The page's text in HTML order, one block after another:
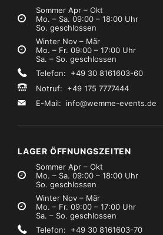
Sommer Apr – Okt
Mo. – Sa. 09:00 – 18:00 Uhr
So. geschlossen
Winter Nov – Mär
Mo. – Fr. 09:00 – 17:00 Uhr
Sa. – So. geschlossen
Telefon: +49 30 8161603-60
Notruf: +49 175 7777444
E-Mail: info@wemme-events.de
LAGER ÖFFNUNGSZEITEN
Sommer Apr – Okt
Mo. – Sa. 09:00 – 18:00 Uhr
So. geschlossen
Winter Nov – Mär
Mo. – Fr. 09:00 – 17:00 Uhr
Sa. – So. geschlossen
Telefon: +49 30 8161603-70